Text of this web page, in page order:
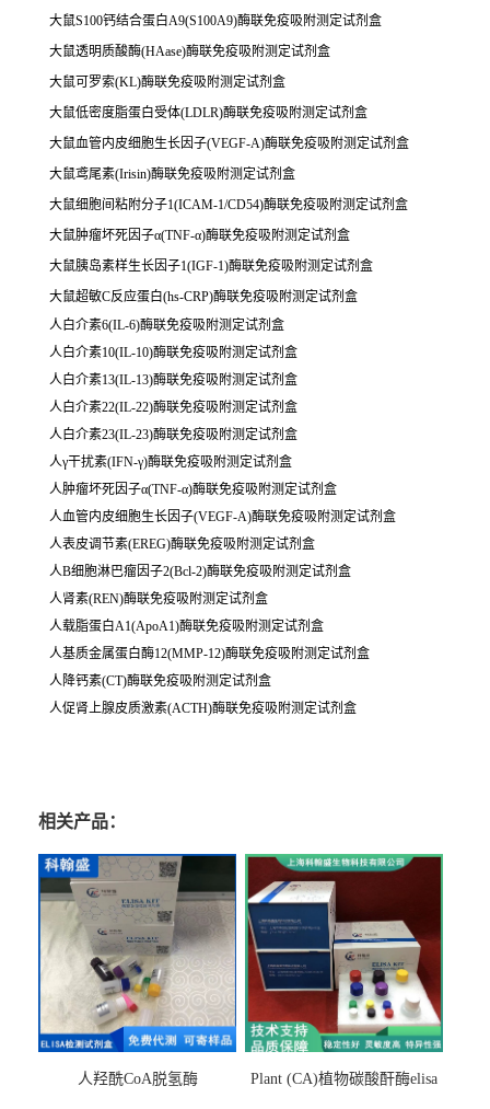
大鼠S100钙结合蛋白A9(S100A9)酶联免疫吸附测定试剂盒
大鼠透明质酸酶(HAase)酶联免疫吸附测定试剂盒
大鼠可罗索(KL)酶联免疫吸附测定试剂盒
大鼠低密度脂蛋白受体(LDLR)酶联免疫吸附测定试剂盒
大鼠血管内皮细胞生长因子(VEGF-A)酶联免疫吸附测定试剂盒
大鼠鸢尾素(Irisin)酶联免疫吸附测定试剂盒
大鼠细胞间粘附分子1(ICAM-1/CD54)酶联免疫吸附测定试剂盒
大鼠肿瘤坏死因子α(TNF-α)酶联免疫吸附测定试剂盒
大鼠胰岛素样生长因子1(IGF-1)酶联免疫吸附测定试剂盒
大鼠超敏C反应蛋白(hs-CRP)酶联免疫吸附测定试剂盒
人白介素6(IL-6)酶联免疫吸附测定试剂盒
人白介素10(IL-10)酶联免疫吸附测定试剂盒
人白介素13(IL-13)酶联免疫吸附测定试剂盒
人白介素22(IL-22)酶联免疫吸附测定试剂盒
人白介素23(IL-23)酶联免疫吸附测定试剂盒
人γ干扰素(IFN-γ)酶联免疫吸附测定试剂盒
人肿瘤坏死因子α(TNF-α)酶联免疫吸附测定试剂盒
人血管内皮细胞生长因子(VEGF-A)酶联免疫吸附测定试剂盒
人表皮调节素(EREG)酶联免疫吸附测定试剂盒
人B细胞淋巴瘤因子2(Bcl-2)酶联免疫吸附测定试剂盒
人肾素(REN)酶联免疫吸附测定试剂盒
人载脂蛋白A1(ApoA1)酶联免疫吸附测定试剂盒
人基质金属蛋白酶12(MMP-12)酶联免疫吸附测定试剂盒
人降钙素(CT)酶联免疫吸附测定试剂盒
人促肾上腺皮质激素(ACTH)酶联免疫吸附测定试剂盒
相关产品：
人羟酰CoA脱氢酶
Plant (CA)植物碳酸酐酶elisa